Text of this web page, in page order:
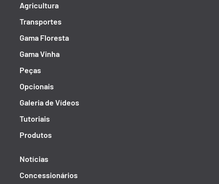
Agricultura
Transportes
Gama Floresta
Gama Vinha
Peças
Opcionais
Galeria de Vídeos
Tutoriais
Produtos
Notícias
Concessionários